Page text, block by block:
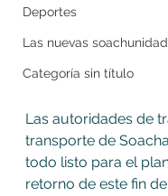
Deportes
Las nuevas
Categoría sin título
Las autoridades de
transporte de
todo listo para el
retorno de este fin